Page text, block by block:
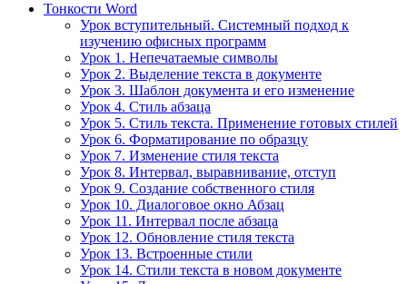
Тонкости Word
Урок вступительный. Системный подход к
изучению офисных программ
Урок 1. Непечатаемые символы
Урок 2. Выделение текста в документе
Урок 3. Шаблон документа и его изменение
Урок 4. Стиль абзаца
Урок 5. Стиль текста. Применение готовых стилей
Урок 6. Форматирование по образцу
Урок 7. Изменение стиля текста
Урок 8. Интервал, выравнивание, отступ
Урок 9. Создание собственного стиля
Урок 10. Диалоговое окно Абзац
Урок 11. Интервал после абзаца
Урок 12. Обновление стиля текста
Урок 13. Встроенные стили
Урок 14. Стили текста в новом документе